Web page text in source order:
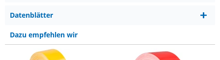
Datenblätter
Dazu empfehlen wir